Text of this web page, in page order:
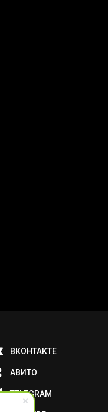
ВКОНТАКТЕ
АВИТО
TELEGRAM